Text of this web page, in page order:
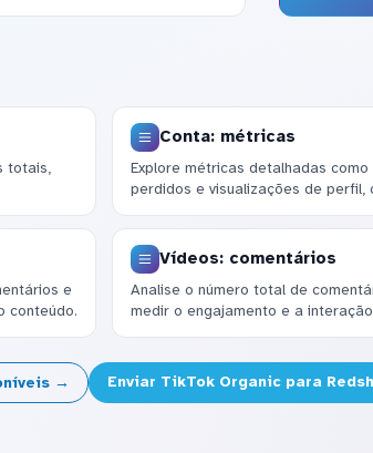
totais,
Conta: métricas
Explore métricas detalhadas
perdidos e visualizações de perfil,
e
conteúdo.
Vídeos: comentários
Analise o número total de
medir o engajamento e a
→ Enviar TikTok Organic para